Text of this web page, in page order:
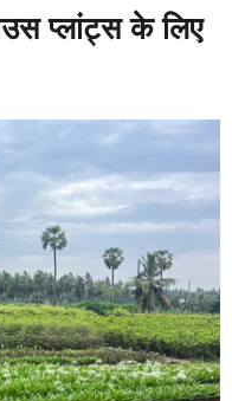
प्लांट्स के लिए